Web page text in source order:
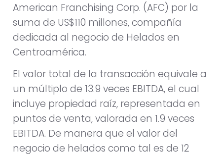
American Franchising Corp. (AFC) por la
suma de US$110 millones, compañía
dedicada al negocio de Helados en
Centroamérica.
El valor total de la transacción equivale a
un múltiplo de 13.9 veces EBITDA, el cual
incluye propiedad raíz, representada en
puntos de venta, valorada en 1.9 veces
EBITDA. De manera que el valor del
negocio de helados como tal es de 12